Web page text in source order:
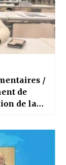
/
de
de la